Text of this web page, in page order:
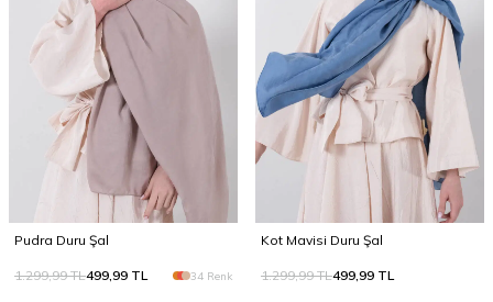
Pudra Duru Şal
1.299,99TL499,99 TL 34 Renk
Kot Mavisi Duru Şal
1.299,99TL499,99 TL